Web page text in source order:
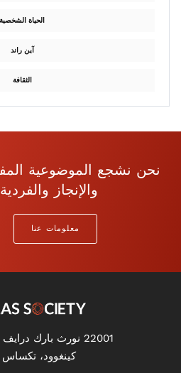
الحياة الشخصية
آين راند
الثقافة
نحن نشجع الموضوعية
والإنجاز
معلومات عنا
22001 نورث بارك درايف - مجموعة 250
كينغوود، تكساس